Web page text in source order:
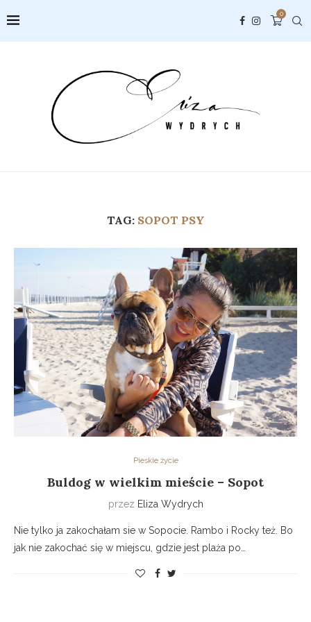
0
TAG: SOPOT PSY
Pieskie życie
Buldog w wielkim mieście – Sopot
przez Eliza Wydrych
Nie tylko ja zakochałam sie w Sopocie. Rambo i Rocky też. Bo
jak nie zakochać się w miejscu, gdzie jest plaża po…